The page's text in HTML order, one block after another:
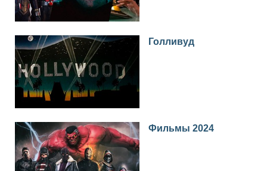
Голливуд
Фильмы 2024